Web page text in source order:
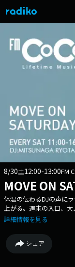
8/30土12:00-13:00FM
MOVE ON
体温の伝わるDJの声に
上がる。週末の入口、
す。 ●番組ホームペ
「@fmcocolo765」
詳細情報を見る
シェア